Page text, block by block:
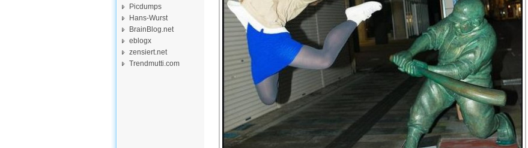
Picdumps
Hans-Wurst
BrainBlog.net
eblogx
zensiert.net
Trendmutti.com